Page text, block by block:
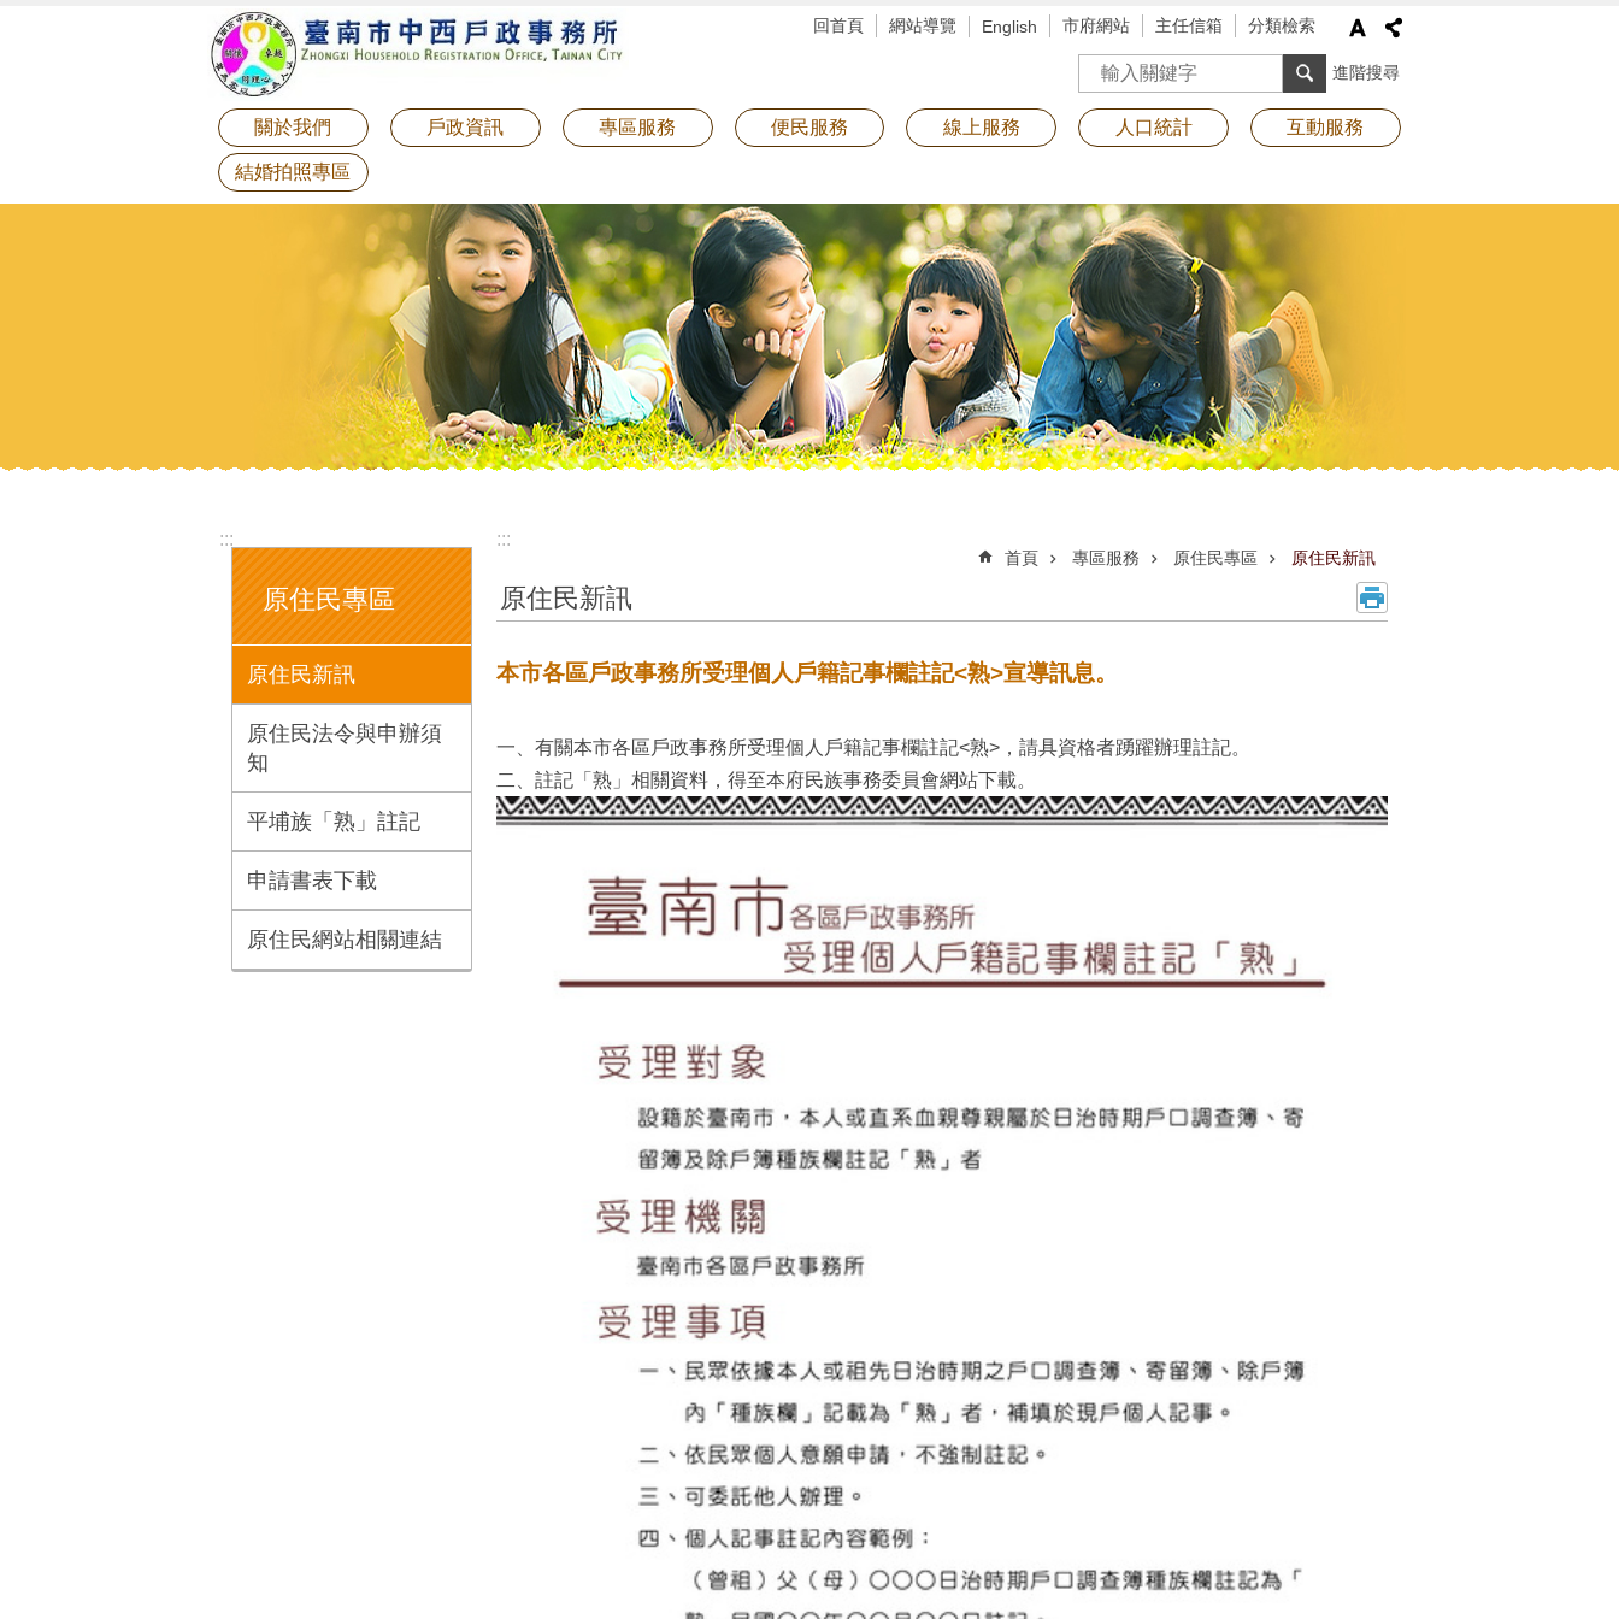
回首頁 網站導覽 English 市府網站 主任信箱 分類檢索
搜尋 進階搜尋
關於我們 戶政資訊 專區服務 便民服務 線上服務 人口統計 互動服務
結婚拍照專區
:::
原住民專區
原住民新訊
原住民法令與申辦須
知
平埔族「熟」註記
申請書表下載
原住民網站相關連結
:::
首頁 專區服務 原住民專區 原住民新訊
原住民新訊
本市各區戶政事務所受理個人戶籍記事欄註記<熟>宣導訊息。
一、有關本市各區戶政事務所受理個人戶籍記事欄註記<熟>，請具資格者踴躍辦理註記。
二、註記「熟」相關資料，得至本府民族事務委員會網站下載。